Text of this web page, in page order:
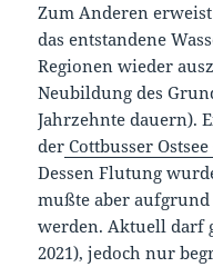
Zum Anderen
das entstandene
Regionen wieder
Neubildung des
Jahrzehnte dauern).
der Cottbusser
Dessen Flutung
mußte aber
werden. Aktuell darf
2021), jedoch nur